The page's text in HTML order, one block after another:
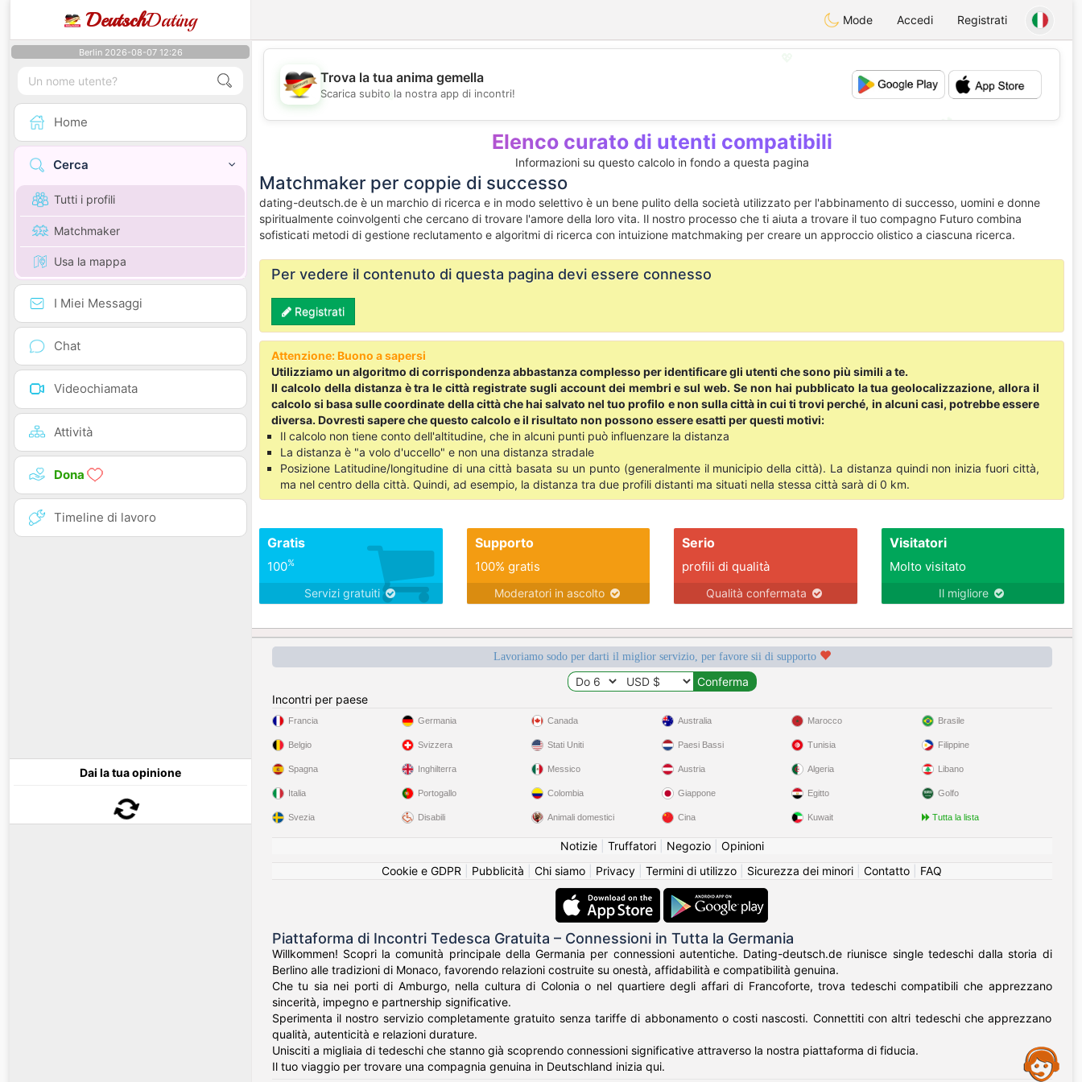
DeutschDating Mode Accedi Registrati
Berlin 2026-08-07 12:26
Home
Cerca
Tutti i profili
Matchmaker
Usa la mappa
I Miei Messaggi
Chat
Videochiamata
Attività
Dona
Timeline di lavoro
Dai la tua opinione
💖
💕
Trova la tua anima gemella
Scarica subito la nostra app di incontri!
Elenco curato di utenti compatibili
Informazioni su questo calcolo in fondo a questa pagina
Matchmaker per coppie di successo
dating-deutsch.de è un marchio di ricerca e in modo selettivo è un bene pulito della società utilizzato per l'abbinamento di successo, uomini e donne
spiritualmente coinvolgenti che cercano di trovare l'amore della loro vita. Il nostro processo che ti aiuta a trovare il tuo compagno Futuro combina
sofisticati metodi di gestione reclutamento e algoritmi di ricerca con intuizione matchmaking per creare un approccio olistico a ciascuna ricerca.
Per vedere il contenuto di questa pagina devi essere connesso
Registrati
Attenzione: Buono a sapersi
Utilizziamo un algoritmo di corrispondenza abbastanza complesso per identificare gli utenti che sono più simili a te.
Il calcolo della distanza è tra le città registrate sugli account dei membri e sul web. Se non hai pubblicato la tua geolocalizzazione, allora il
calcolo si basa sulle coordinate della città che hai salvato nel tuo profilo e non sulla città in cui ti trovi perché, in alcuni casi, potrebbe essere
diversa. Dovresti sapere che questo calcolo e il risultato non possono essere esatti per questi motivi:
Il calcolo non tiene conto dell'altitudine, che in alcuni punti può influenzare la distanza
La distanza è "a volo d'uccello" e non una distanza stradale
Posizione Latitudine/longitudine di una città basata su un punto (generalmente il municipio della città). La distanza quindi non inizia fuori città,
ma nel centro della città. Quindi, ad esempio, la distanza tra due profili distanti ma situati nella stessa città sarà di 0 km.
Gratis
100%
Servizi gratuiti
Supporto
100% gratis
Moderatori in ascolto
Serio
profili di qualità
Qualità confermata
Visitatori
Molto visitato
Il migliore
Lavoriamo sodo per darti il miglior servizio, per favore sii di supporto
Incontri per paese
Francia
Belgio
Spagna
Italia
Svezia
Germania
Svizzera
Inghilterra
Portogallo
Disabili
Canada
Stati Uniti
Messico
Colombia
Animali domestici
Australia
Paesi Bassi
Austria
Giappone
Cina
Marocco
Tunisia
Algeria
Egitto
Kuwait
Brasile
Filippine
Libano
Golfo
Tutta la lista
Notizie| Truffatori| Negozio| Opinioni
Cookie e GDPR
Pubblicità Chi siamo Privacy Termini di utilizzo Sicurezza dei minori Contatto FAQ
Piattaforma di Incontri Tedesca Gratuita – Connessioni in Tutta la Germania
Willkommen! Scopri la comunità principale della Germania per connessioni autentiche. Dating-deutsch.de riunisce single tedeschi dalla storia di
Berlino alle tradizioni di Monaco, favorendo relazioni costruite su onestà, affidabilità e compatibilità genuina.
Che tu sia nei porti di Amburgo, nella cultura di Colonia o nel quartiere degli affari di Francoforte, trova tedeschi compatibili che apprezzano
sincerità, impegno e partnership significative.
Sperimenta il nostro servizio completamente gratuito senza tariffe di abbonamento o costi nascosti. Connettiti con altri tedeschi che apprezzano
qualità, autenticità e relazioni durature.
Unisciti a migliaia di tedeschi che stanno già scoprendo connessioni significative attraverso la nostra piattaforma di fiducia.
Il tuo viaggio per trovare una compagnia genuina in Deutschland inizia qui.
Assistance